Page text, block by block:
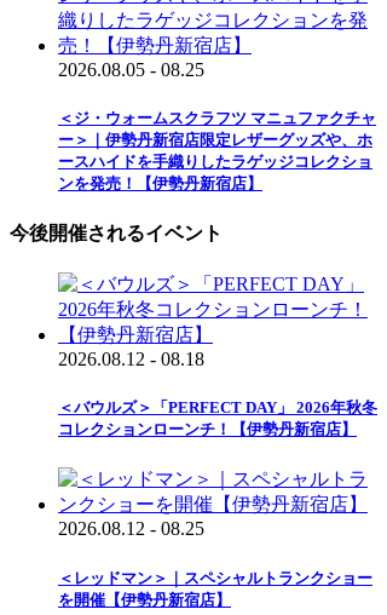
2026.08.05 - 08.25
＜ジ・ウォームスクラフツ マニュファクチャ
ー＞｜伊勢丹新宿店限定レザーグッズや、ホ
ースハイドを手織りしたラゲッジコレクショ
ンを発売！【伊勢丹新宿店】
今後開催されるイベント
2026.08.12 - 08.18
＜バウルズ＞「PERFECT DAY」 2026年秋冬
コレクションローンチ！【伊勢丹新宿店】
2026.08.12 - 08.25
＜レッドマン＞｜スペシャルトランクショー
を開催【伊勢丹新宿店】